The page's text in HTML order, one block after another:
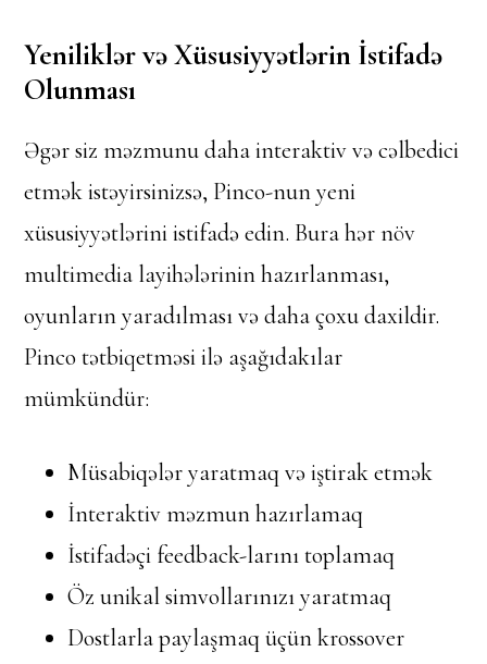
Yeniliklər və Xüsusiyyətlərin İstifadə
Olunması
Əgər siz məzmunu daha interaktiv və cəlbedici
etmək istəyirsinizsə, Pinco-nun yeni
xüsusiyyətlərini istifadə edin. Bura hər növ
multimedia layihələrinin hazırlanması,
oyunların yaradılması və daha çoxu daxildir.
Pinco tətbiqetməsi ilə aşağıdakılar
mümkündür:
Müsabiqələr yaratmaq və iştirak etmək
İnteraktiv məzmun hazırlamaq
İstifadəçi feedback-larını toplamaq
Öz unikal simvollarınızı yaratmaq
Dostlarla paylaşmaq üçün krossover